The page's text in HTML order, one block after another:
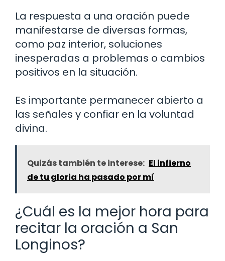
La respuesta a una oración puede
manifestarse de diversas formas,
como paz interior, soluciones
inesperadas a problemas o cambios
positivos en la situación.
Es importante permanecer abierto a
las señales y confiar en la voluntad
divina.
Quizás también te interese: El infierno
de tu gloria ha pasado por mí
¿Cuál es la mejor hora para
recitar la oración a San
Longinos?